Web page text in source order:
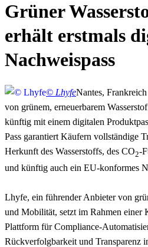
Grüner
erhält erstmals
Nachweispass
© LhyfeNantes,
von grünem, erneuerbarem
künftig mit einem digitalen
Pass garantiert Käufern vollständige
Herkunft des Wasserstoffs, des CO2-
und künftig auch ein EU-konformes
Lhyfe, ein führender Anbieter von
und Mobilität, setzt im Rahmen einer
Plattform für Compliance-
Rückverfolgbarkeit und Transparenz